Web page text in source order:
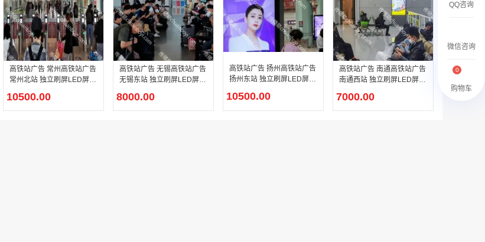
高铁站广告 常州高铁站广告
常州北站 独立刷屏LED屏幕
10500.00
高铁站广告 无锡高铁站广告
无锡东站 独立刷屏LED屏幕
8000.00
高铁站广告 扬州高铁站广告
扬州东站 独立刷屏LED屏幕
10500.00
高铁站广告 南通高铁站广告
南通西站 独立刷屏LED屏幕
7000.00
QQ咨询
微信咨询
购物车
0